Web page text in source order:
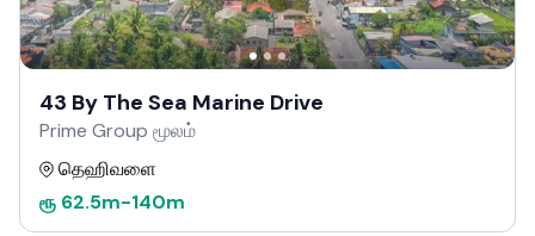
43 By The Sea Marine Drive
Prime Group மூலம்
தெஹிவளை
ரூ 62.5m-140m